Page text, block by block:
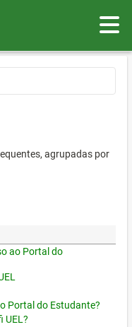
agrupadas por
ao Portal do
Portal do Estudante?
UEL?